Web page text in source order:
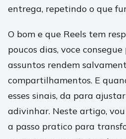
entrega, repetindo o que
O bom e que Reels tem
poucos dias, voce
assuntos rendem
compartilhamentos. E
esses sinais, da para
adivinhar. Neste artigo,
a passo pratico para